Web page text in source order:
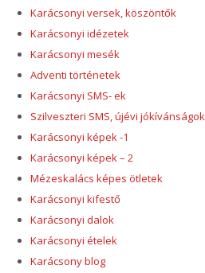
Karácsonyi versek, köszöntők
Karácsonyi idézetek
Karácsonyi mesék
Adventi történetek
Karácsonyi SMS- ek
Szilveszteri SMS, újévi jókívánságok
Karácsonyi képek -1
Karácsonyi képek – 2
Mézeskalács képes ötletek
Karácsonyi kifestő
Karácsonyi dalok
Karácsonyi ételek
Karácsony blog